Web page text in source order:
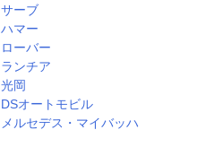
サーブ
ハマー
ローバー
ランチア
光岡
DSオートモビル
メルセデス・マイバッハ